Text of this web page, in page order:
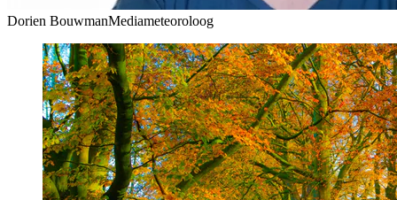
Dorien BouwmanMediameteoroloog